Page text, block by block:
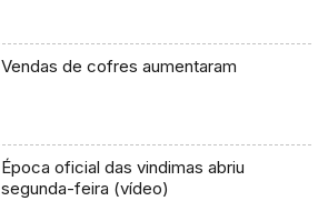
Vendas de cofres aumentaram
Época oficial das vindimas abriu
segunda-feira (vídeo)